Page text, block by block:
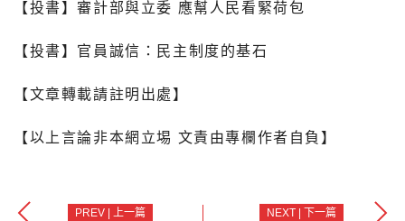
【投書】審計部與立委 應幫人民看緊荷包
【投書】官員誠信：民主制度的基石
【文章轉載請註明出處】
【以上言論非本網立埸 文責由專欄作者自負】
PREV | 上一篇 NEXT | 下一篇